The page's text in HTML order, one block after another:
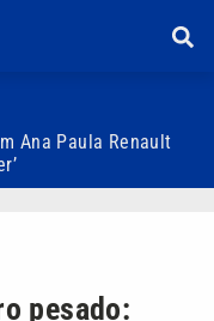
Ana Paula Renault
pesado: